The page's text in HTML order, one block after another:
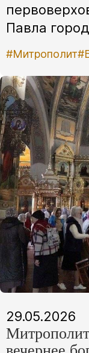
Павла
#Митрополит
29.05.2026